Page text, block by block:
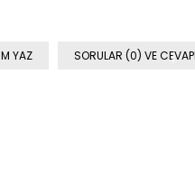
YAZ SORULAR (0) VE